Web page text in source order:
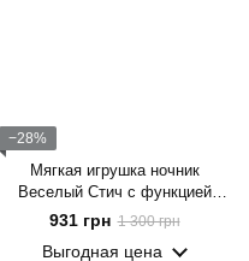
−28%
Мягкая игрушка ночник
Веселый Стич с функцией
дыхания цвета в ассортименте
931 грн 1 300 грн
Выгодная цена